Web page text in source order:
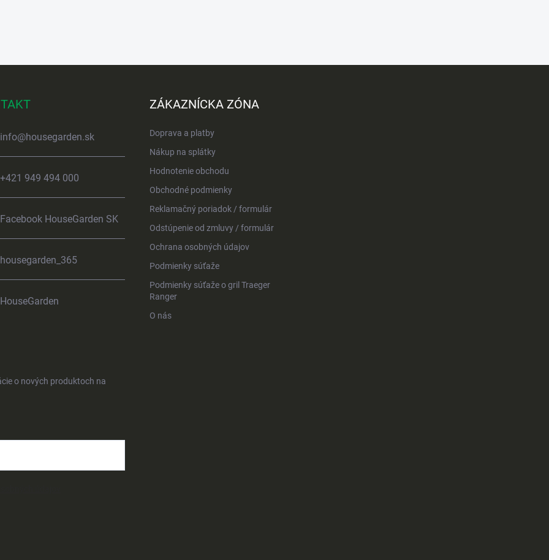
info@housegarden.sk
+421 949 494 000
Facebook HouseGarden SK
housegarden_365
HouseGarden
ZÁKAZNÍCKA ZÓNA
Doprava a platby
Nákup na splátky
Hodnotenie obchodu
Obchodné podmienky
Reklamačný poriadok / formulár
Odstúpenie od zmluvy / formulár
Ochrana osobných údajov
Podmienky súťaže
Podmienky súťaže o gril Traeger
Ranger
O nás
o nových produktoch na